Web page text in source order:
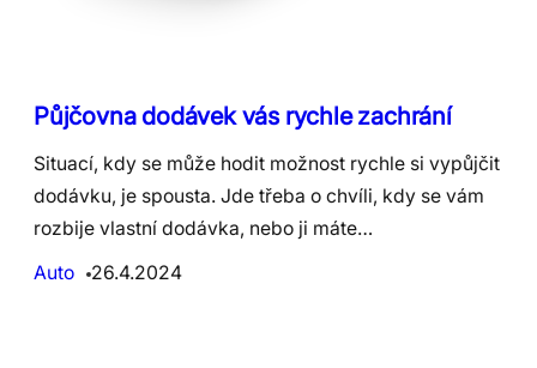
Půjčovna dodávek vás rychle zachrání
Situací, kdy se může hodit možnost rychle si vypůjčit
dodávku, je spousta. Jde třeba o chvíli, kdy se vám
rozbije vlastní dodávka, nebo ji máte…
Auto
26.4.2024